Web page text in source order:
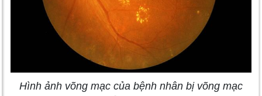
Hình ảnh võng mạc của bệnh nhân bị võng mạc